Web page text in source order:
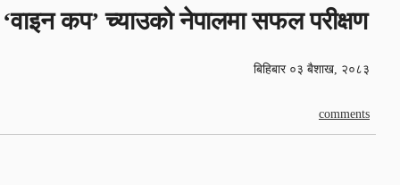
‘वाइन कप’ च्याउको नेपालमा सफल परीक्षण
बिहिबार ०३ बैशाख, २०८३
comments